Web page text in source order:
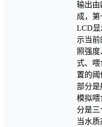
输出由
成，第
LCD显
示当
照强
式、喂
置的阈
部分是
模拟喂
分是三
当水